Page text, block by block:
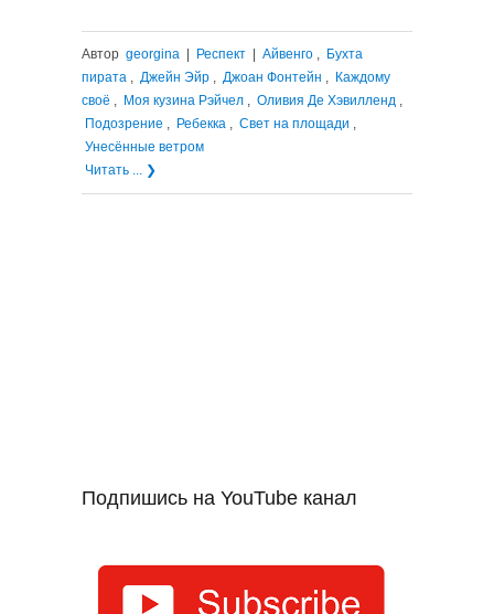
Автор georgina Респект Айвенго , Бухта
пирата , Джейн Эйр , Джоан Фонтейн , Каждому
своё , Моя кузина Рэйчел , Оливия Де Хэвилленд ,
Подозрение , Ребекка , Свет на площади ,
Унесённые ветром
Читать ... ❯
Подпишись на YouTube канал